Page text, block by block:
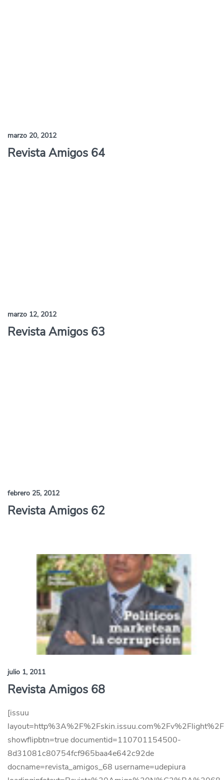
marzo 20, 2012
Revista Amigos 64
marzo 12, 2012
Revista Amigos 63
febrero 25, 2012
Revista Amigos 62
julio 1, 2011
Revista Amigos 68
[issuu
showflipbtn=true documentid=110701154500-
8d31081c80754fcf965baa4e642c92de
docname=revista_amigos_68 username=udepiura